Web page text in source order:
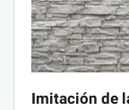
Imitación de